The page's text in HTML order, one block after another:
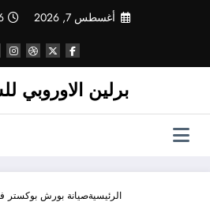
أغسطس 7, 2026
برلين الاوروبي
الرئيسيةصيانة بورش بوكستر